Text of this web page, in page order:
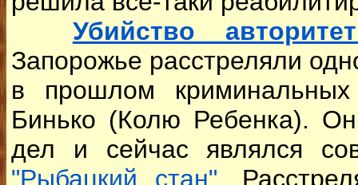
Убийство
Запорожье расстреляли
в прошлом криминальных
Бинько (Колю Ребенка).
дел и сейчас являлся
"Рыбацкий стан".